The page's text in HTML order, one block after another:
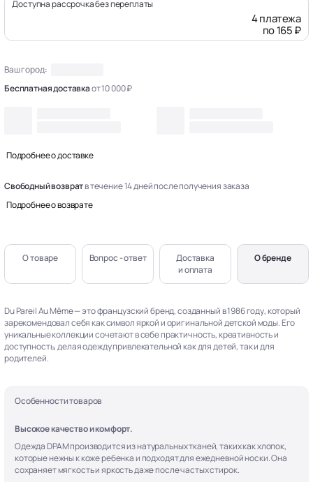
Доступна рассрочка без переплаты
4 платежа
по 165 ₽
Ваш город:
Бесплатная доставкаот 10 000 ₽
Подробнее о доставке
Свободный возвратв течение 14 дней после получения заказа
Подробнее о возврате
О товаре Вопрос - ответ
Доставка
и оплата
О бренде
Du Pareil Au Même — это французский бренд, созданный в 1986 году, который
зарекомендовал себя как символ яркой и оригинальной детской моды. Его
уникальные коллекции сочетают в себе практичность, креативность и
доступность, делая одежду привлекательной как для детей, так и для
родителей.
Особенности товаров
Высокое качество и комфорт.
Одежда DPAM производится из натуральных тканей, таких как хлопок,
которые нежны к коже ребенка и подходят для ежедневной носки. Она
сохраняет мягкость и яркость даже после частых стирок.